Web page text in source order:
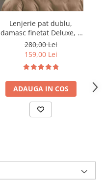
Lenjerie pat dublu,
damasc finetat Deluxe, 6
piese, cearceaf pat cu
elastic, Maro
280,00 Lei
159,00 Lei
ADAUGA IN COS